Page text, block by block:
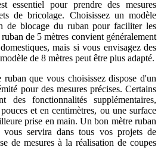
essentiel pour prendre des mesures
de bricolage. Choisissez un modèle
de blocage du ruban pour faciliter les
de 5 mètres convient généralement
mais si vous envisagez des
de 8 mètres peut être plus adapté.
que vous choisissez dispose d'un
pour des mesures précises. Certains
des fonctionnalités supplémentaires,
et en centimètres, ou une surface
prise en main. Un bon mètre ruban
vous servira dans tous vos projets de
de mesures à la réalisation de coupes